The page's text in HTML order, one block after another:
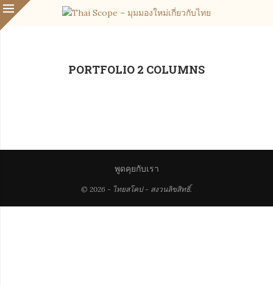
PORTFOLIO 2 COLUMNS
พูดคุยกับเรา
© 2026 - ไทยสโคป - สงวนลิขสิทธิ์.